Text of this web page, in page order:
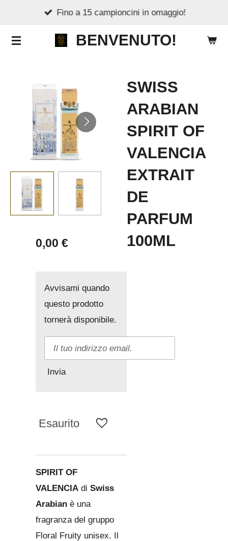
contenuto
BENVENUTO!
Fino a 15 campioncini in omaggio!
SWISS
ARABIAN
SPIRIT OF
VALENCIA
EXTRAIT
DE
PARFUM
100ML
0,00 €
Avvisami quando
questo prodotto
tornerà disponibile.
Invia
Esaurito
SPIRIT OF
VALENCIA di Swiss
Arabian è una
fragranza del gruppo
Floral Fruity unisex. Il